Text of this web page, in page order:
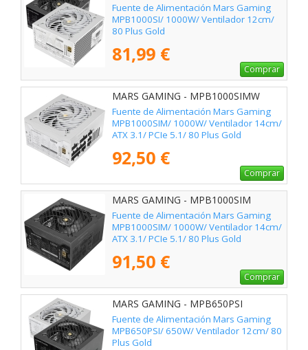
Fuente de Alimentación Mars Gaming
MPB1000SI/ 1000W/ Ventilador 12cm/
80 Plus Gold
81,99 €
Comprar
MARS GAMING - MPB1000SIMW
Fuente de Alimentación Mars Gaming
MPB1000SIM/ 1000W/ Ventilador 14cm/
ATX 3.1/ PCIe 5.1/ 80 Plus Gold
92,50 €
Comprar
MARS GAMING - MPB1000SIM
Fuente de Alimentación Mars Gaming
MPB1000SIM/ 1000W/ Ventilador 14cm/
ATX 3.1/ PCIe 5.1/ 80 Plus Gold
91,50 €
Comprar
MARS GAMING - MPB650PSI
Fuente de Alimentación Mars Gaming
MPB650PSI/ 650W/ Ventilador 12cm/ 80
Plus Gold